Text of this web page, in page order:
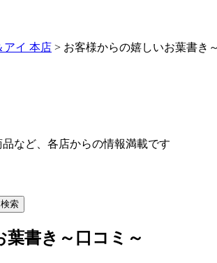
アイ 本店 > お客様からの嬉しいお葉書き
など、各店からの情報満載です
書き～口コミ～